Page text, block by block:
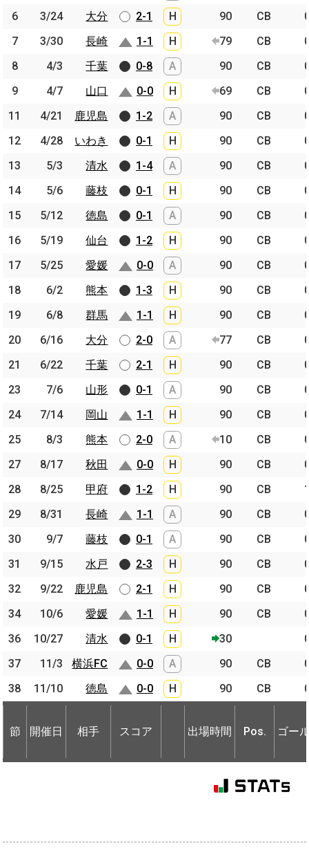
6
3/24 大分 2-1 H 90 CB
7
3/30 長崎 1-1 H 79 CB
8
4/3 千葉 0-8 A 90 CB
9
4/7 山口 0-0 H 69 CB
11
4/21 鹿児島 1-2 A 90 CB
12
4/28 いわき 0-1 H 90 CB
13
5/3 清水 1-4 A 90 CB
14
5/6 藤枝 0-1 H 90 CB
15
5/12 徳島 0-1 A 90 CB
16
5/19 仙台 1-2 H 90 CB
17
5/25 愛媛 0-0 A 90 CB
18
6/2 熊本 1-3 H 90 CB
19
6/8 群馬 1-1 H 90 CB
20
6/16 大分 2-0 A 77 CB
21
6/22 千葉 2-1 H 90 CB
23
7/6 山形 0-1 A 90 CB
24
7/14 岡山 1-1 H 90 CB
25
8/3 熊本 2-0 A 10 CB
27
8/17 秋田 0-0 H 90 CB
28
8/25 甲府 1-2 H 90 CB
29
8/31 長崎 1-1 A 90 CB
30
9/7 藤枝 0-1 A 90 CB
31
9/15 水戸 2-3 H 90 CB
32
9/22 鹿児島 2-1 H 90 CB
34
10/6 愛媛 1-1 H 90 CB
36
10/27 清水 0-1 H 30
37
11/3 横浜FC 0-0 A 90 CB
38
11/10 徳島 0-0 H 90 CB
節 開催日 相手 スコア 出場時間 Pos. ゴー
6
3/24
大分
7
3/30
長崎
8
4/3
千葉
9
4/7
山口
11
4/21
鹿児島
12
4/28
いわき
13
5/3
清水
14
5/6
藤枝
15
5/12
徳島
16
5/19
仙台
17
5/25
愛媛
18
6/2
熊本
19
6/8
群馬
20
6/16
大分
21
6/22
千葉
23
7/6
山形
24
7/14
岡山
25
8/3
熊本
27
8/17
秋田
28
8/25
甲府
29
8/31
長崎
30
9/7
藤枝
31
9/15
水戸
32
9/22
鹿児島
34
10/6
愛媛
36
10/27
清水
37
11/3
横浜FC
38
11/10 徳島
節 開催日 相手